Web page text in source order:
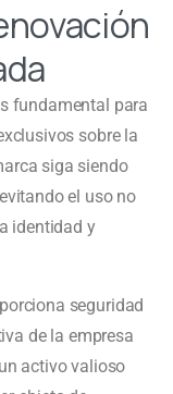
fundamental para
sobre la
siga siendo
el uso no
identidad y
seguridad
de la empresa
activo valioso